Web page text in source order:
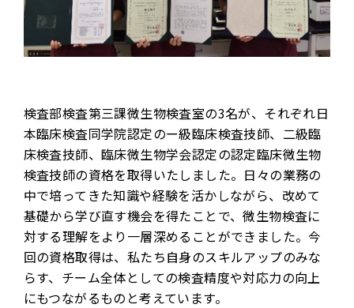
検査部検査第三課微生物検査室の3名が、それぞれ日
本臨床検査同学院認定のー級臨床検査技師、二級臨
床検査技師、臨床微生物学会認定の認定臨床微生物
検査技師の資格を取得いたしました。日々の業務の
中で培ってきた知識や経験を活かしながら、改めて
基礎から学び直す機会を得たことで、微生物検査に
対する理解をより一層深めることができました。今
回の資格取得は、私たち自身のスキルアップのみな
らす、チーム全体としての検査精度や対応力の向上
にもつながるものと考えています。